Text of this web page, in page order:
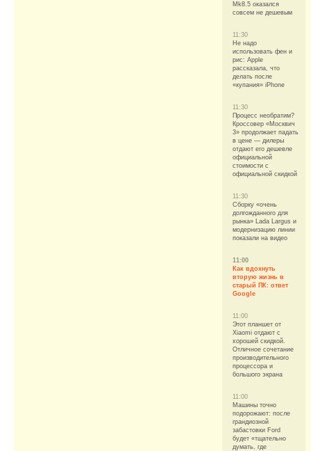
Mk8.5 оказался
совсем не дешевым
11:30
Не надо
использовать фен и
рис: Apple
рассказала, что
делать после
«купания» iPhone
11:30
Процесс необратим?
Кроссовер «Москвич
3» продолжает падать
в цене — дилеры
отдают его дешевле
официальной
стоимости с
официальной скидкой
11:30
Сборку «очень
долгожданного для
рынка» Lada Largus и
модернизацию линии
показали на видео
11:00
Как вдохнуть
вторую жизнь в
старый ПК: ответ
Google
11:00
Этот планшет от
Xiaomi отдают с
хорошей скидкой.
Отличное сочетание
производительного
процессора и
большого экрана
11:00
Машины точно
подорожают: после
грандиозной
забастовки Ford
будет «тщательно
думать, где